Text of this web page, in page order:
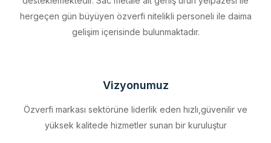
gelişim içerisinde bulunmaktadır.
Özverfi markası sektörüne liderlik eden hızlı,güvenilir ve